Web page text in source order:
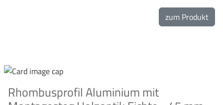
zum Produkt
Rhombusprofil Aluminium mit